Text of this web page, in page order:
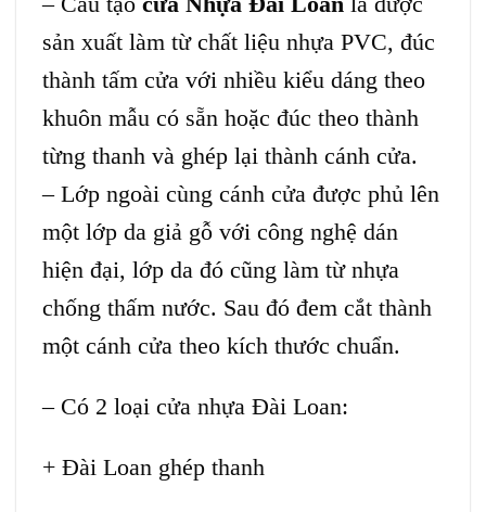
sản xuất làm từ chất liệu nhựa PVC, đúc
thành tấm cửa với nhiều kiểu dáng theo
khuôn mẫu có sẵn hoặc đúc theo thành
từng thanh và ghép lại thành cánh cửa.
– Lớp ngoài cùng cánh cửa được phủ lên
một lớp da giả gỗ với công nghệ dán
hiện đại, lớp da đó cũng làm từ nhựa
chống thấm nước. Sau đó đem cắt thành
một cánh cửa theo kích thước chuẩn.
– Có 2 loại cửa nhựa Đài Loan:
+ Đài Loan ghép thanh